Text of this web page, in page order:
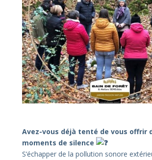
Avez-vous déjà tenté de vous offrir
moments de silence
S’échapper de la pollution sonore